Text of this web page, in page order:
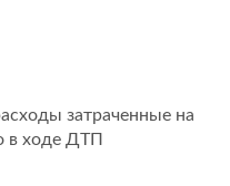
затраченные на
в ходе ДТП